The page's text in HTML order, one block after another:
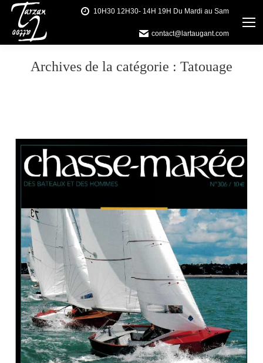
10H30 12H30- 14H 19H Du Mardi au Sam
contact@lartaugant.com
Archives de la catégorie : Tatouage